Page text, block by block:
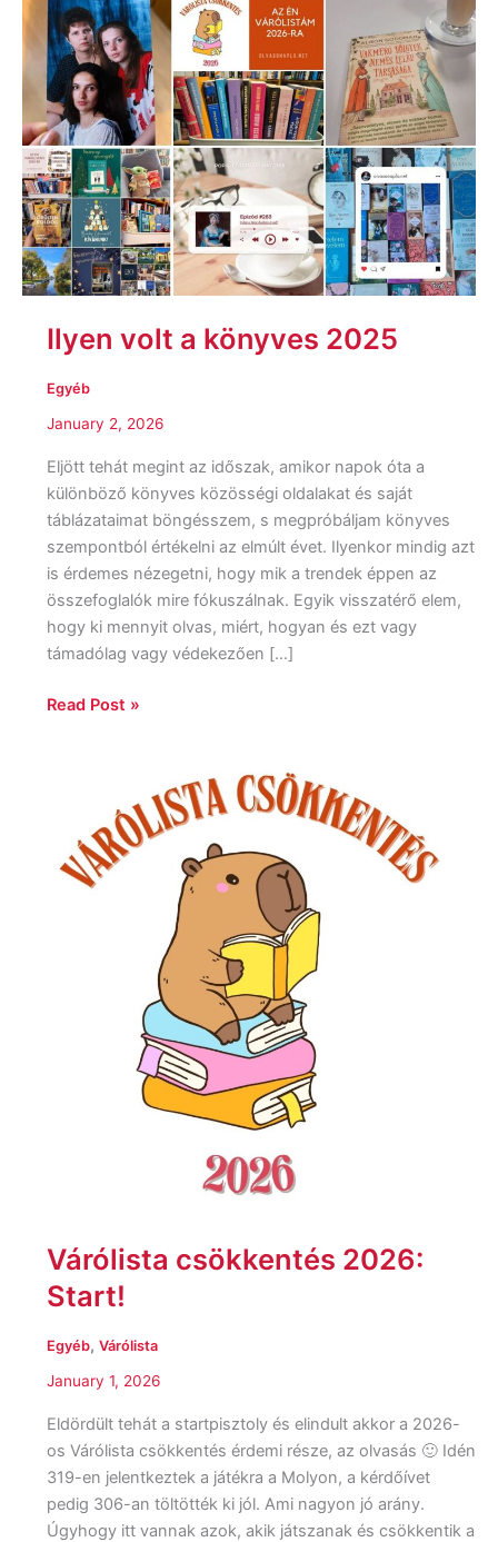
Ilyen volt a könyves 2025
Egyéb
January 2, 2026
Eljött tehát megint az időszak, amikor napok óta a
különböző könyves közösségi oldalakat és saját
táblázataimat böngésszem, s megpróbáljam könyves
szempontból értékelni az elmúlt évet. Ilyenkor mindig azt
is érdemes nézegetni, hogy mik a trendek éppen az
összefoglalók mire fókuszálnak. Egyik visszatérő elem,
hogy ki mennyit olvas, miért, hogyan és ezt vagy
támadólag vagy védekezően […]
Read Post »
Várólista csökkentés 2026:
Start!
Egyéb, Várólista
January 1, 2026
Eldördült tehát a startpisztoly és elindult akkor a 2026-
os Várólista csökkentés érdemi része, az olvasás 🙂 Idén
319-en jelentkeztek a játékra a Molyon, a kérdőívet
pedig 306-an töltötték ki jól. Ami nagyon jó arány.
Úgyhogy itt vannak azok, akik játszanak és csökkentik a
csökkentés
Start!